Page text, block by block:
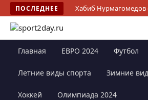
ПОСЛЕДНЕЕ Хабиб Нурмагомедов
Главная ЕВРО 2024 Футбол
Летние виды спорта Зимние
Хоккей Олимпиада 2024